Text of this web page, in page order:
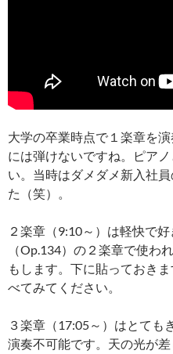
大学の卒業時点で１楽章を
には弾けないですね。ピア
い。当時はダメダメ新入社
た（笑）。
２楽章（9:10～）は軽快で
（Op.134）の２楽章で使わ
もします。下に貼っておき
べてみてください。
３楽章（17:05～）はとても
演奏不可能です。天の光が